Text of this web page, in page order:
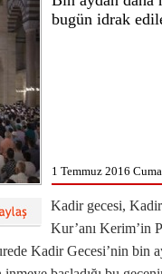
bugün idrak
1 Temmuz 2016
Kadir gecesi,
Kur’anı Kerim’in
Kadir Gecesi’nin bin